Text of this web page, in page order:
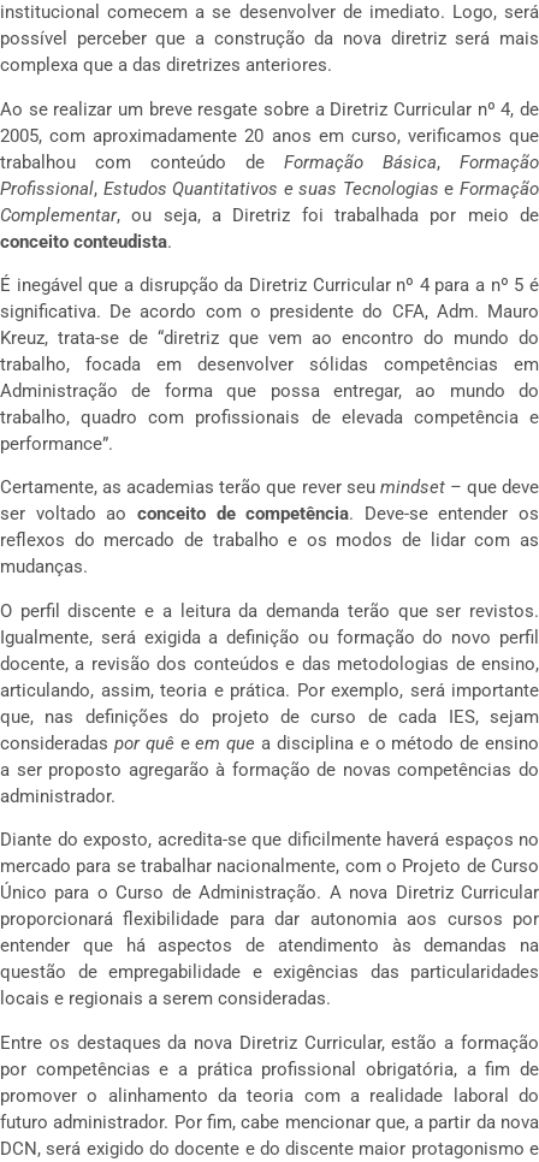
institucional comecem a se desenvolver de imediato. Logo, será
possível perceber que a construção da nova diretriz será mais
complexa que a das diretrizes anteriores.
Ao se realizar um breve resgate sobre a Diretriz Curricular nº 4, de
2005, com aproximadamente 20 anos em curso, verificamos que
trabalhou com conteúdo de Formação Básica, Formação
Profissional, Estudos Quantitativos e suas Tecnologias eFormação
Complementar, ou seja, a Diretriz foi trabalhada por meio de
conceito conteudista.
É inegável que a disrupção da Diretriz Curricular nº 4 para a nº 5 é
significativa. De acordo com o presidente do CFA, Adm. Mauro
Kreuz, trata-se de “diretriz que vem ao encontro do mundo do
trabalho, focada em desenvolver sólidas competências em
Administração de forma que possa entregar, ao mundo do
trabalho, quadro com profissionais de elevada competência e
performance”.
Certamente, as academias terão que rever seu mindset – que deve
ser voltado ao conceito de competência. Deve-se entender os
reflexos do mercado de trabalho e os modos de lidar com as
mudanças.
O perfil discente e a leitura da demanda terão que ser revistos.
Igualmente, será exigida a definição ou formação do novo perfil
docente, a revisão dos conteúdos e das metodologias de ensino,
articulando, assim, teoria e prática. Por exemplo, será importante
que, nas definições do projeto de curso de cada IES, sejam
consideradas por quê eem que a disciplina e o método de ensino
a ser proposto agregarão à formação de novas competências do
administrador.
Diante do exposto, acredita-se que dificilmente haverá espaços no
mercado para se trabalhar nacionalmente, com o Projeto de Curso
Único para o Curso de Administração. A nova Diretriz Curricular
proporcionará flexibilidade para dar autonomia aos cursos por
entender que há aspectos de atendimento às demandas na
questão de empregabilidade e exigências das particularidades
locais e regionais a serem consideradas.
Entre os destaques da nova Diretriz Curricular, estão a formação
por competências e a prática profissional obrigatória, a fim de
promover o alinhamento da teoria com a realidade laboral do
futuro administrador. Por fim, cabe mencionar que, a partir da nova
DCN, será exigido do docente e do discente maior protagonismo e